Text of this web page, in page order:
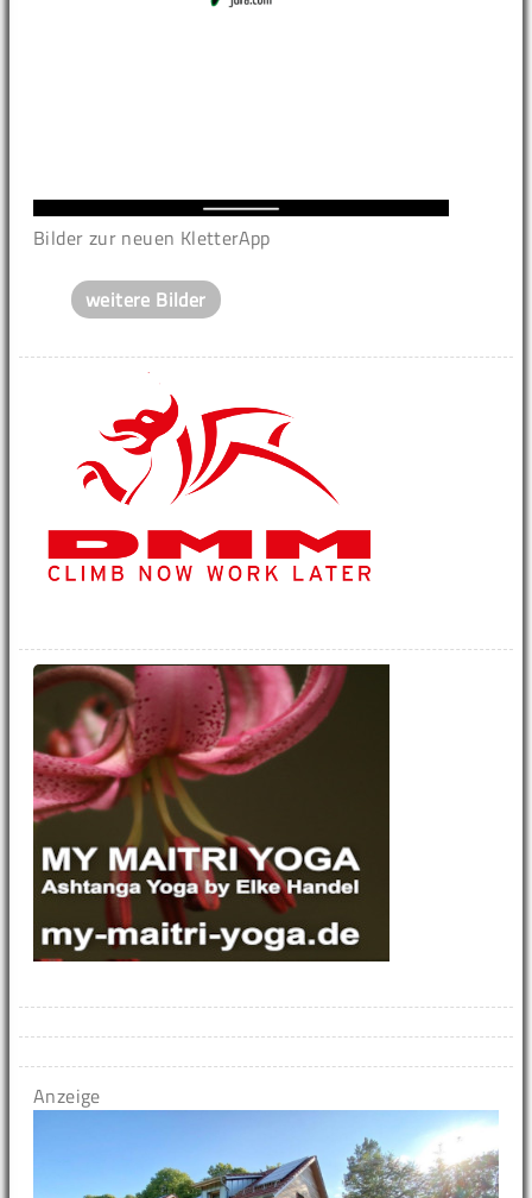
Bilder zur neuen KletterApp
weitere Bilder
Anzeige